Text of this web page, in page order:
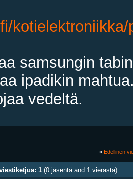
samsungin
ipadikin
vedeltä.
« Edellinen
1 (0 jäsentä and 1 vierasta)